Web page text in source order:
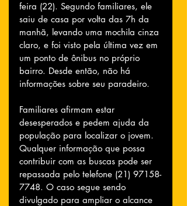
feira (22). Segundo familiares, ele
saiu de casa por volta das 7h da
manhã, levando uma mochila cinza
claro, e foi visto pela última vez em
um ponto de ônibus no próprio
bairro. Desde então, não há
informações sobre seu paradeiro.
Familiares afirmam estar
desesperados e pedem ajuda da
população para localizar o jovem.
Qualquer informação que possa
contribuir com as buscas pode ser
repassada pelo telefone (21) 97158-
7748. O caso segue sendo
divulgado para ampliar o alcance